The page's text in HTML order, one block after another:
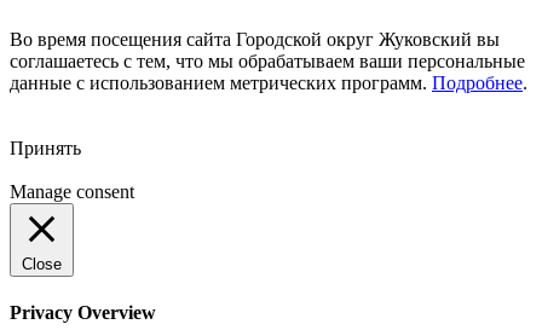
Во время посещения сайта Городской округ Жуковский вы
соглашаетесь с тем, что мы обрабатываем ваши персональные
данные с использованием метрических программ. Подробнее.
Принять
Manage consent
Close
Privacy Overview